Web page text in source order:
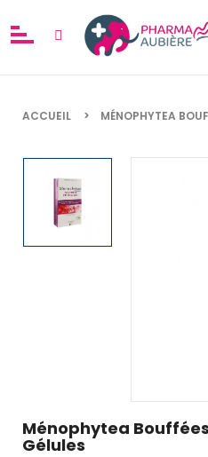
ACCUEIL MÉNOPHYTEA
Ménophytea
Gélules